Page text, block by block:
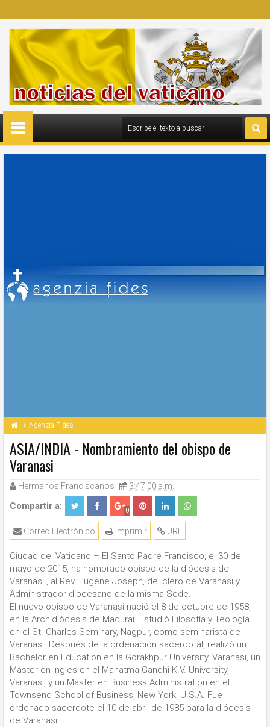
Agenzia Fides
ASIA/INDIA - Nombramiento del obispo de
Varanasi
Hermanos Franciscanos 3:47:00 a.m.
Compartir a: 0
URL
Imprimir
Correo Electrónico
Ciudad del Vaticano – El Santo Padre Francisco, el 30 de
mayo de 2015, ha nombrado obispo de la diócesis de
Varanasi , al Rev. Eugene Joseph, del clero de Varanasi y
Administrador diocesano de la misma Sede.
El nuevo obispo de Varanasi nació el 8 de octubre de 1958,
en la Archidiócesis de Madurai. Estudió Filosofía y Teología
en el St. Charles Seminary, Nagpur, como seminarista de
Varanasi. Después de la ordenación sacerdotal, realizó un
Bachelor en Education en la Gorakhpur University, Varanasi, un
Máster en Ingles en el Mahatma Gandhi K.V. University,
Varanasi, y un Máster en Business Administration en el
Townsend School of Business, New York, U.S.A. Fue
ordenado sacerdote el 10 de abril de 1985 para la diócesis
de Varanasi.